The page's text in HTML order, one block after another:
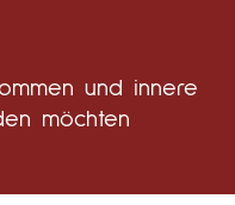
und innere
möchten